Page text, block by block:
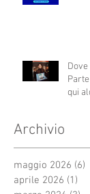
qui
Archivio
maggio 2026 (6)
aprile 2026 (1)